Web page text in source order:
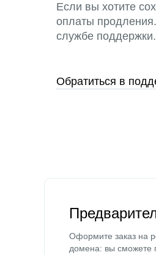
Если вы хотите
оплаты
службе поддержки.
Обратиться в
Оформите заказ на
домена: вы сможете